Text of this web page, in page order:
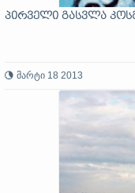
პირველი გასვლა
მარტი 18 2013